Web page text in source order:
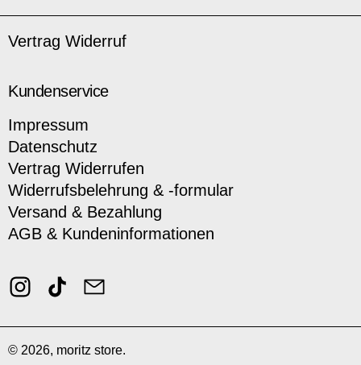
Vertrag Widerruf
Kundenservice
Impressum
Datenschutz
Vertrag Widerrufen
Widerrufsbelehrung & -formular
Versand & Bezahlung
AGB & Kundeninformationen
Instagram
TikTok
© 2026, moritz store.